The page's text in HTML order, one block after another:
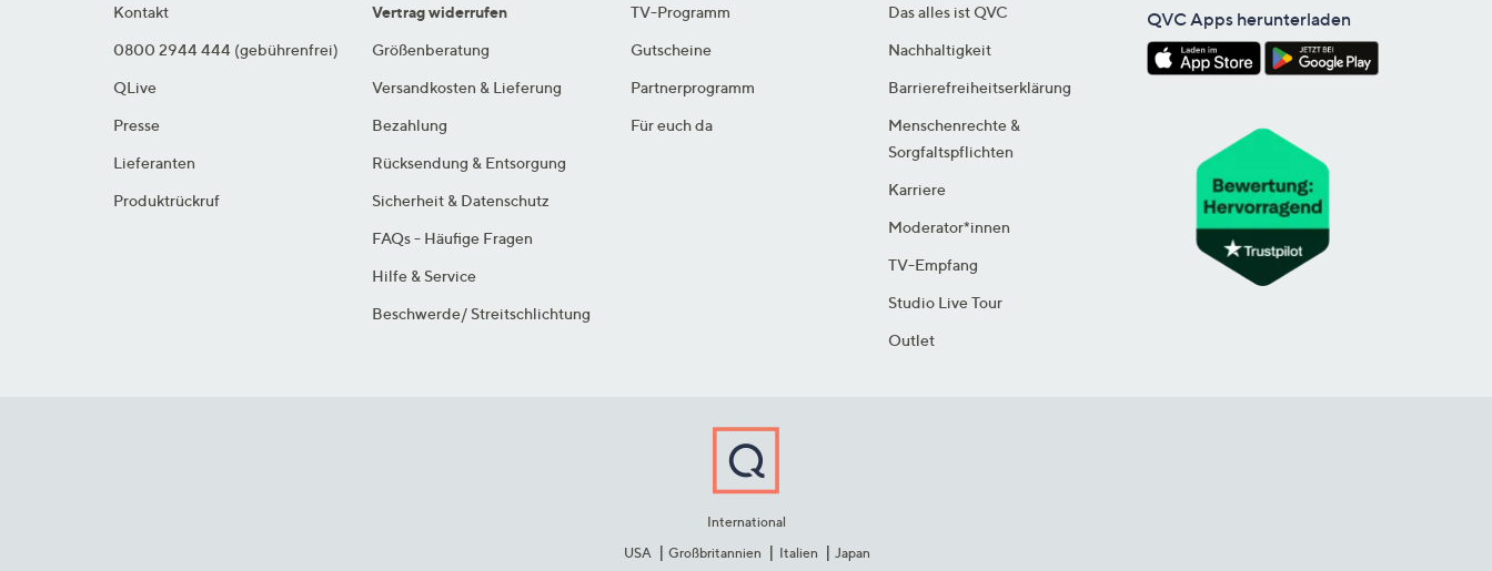
Kontakt
0800 2944 444 (gebührenfrei)
QLive
Presse
Lieferanten
Produktrückruf
Vertrag widerrufen
Größenberatung
Versandkosten & Lieferung
Bezahlung
Rücksendung & Entsorgung
Sicherheit & Datenschutz
FAQs - Häufige Fragen
Hilfe & Service
Beschwerde/ Streitschlichtung
TV-Programm
Gutscheine
Partnerprogramm
Für euch da
Das alles ist QVC
Nachhaltigkeit
Barrierefreiheitserklärung
Menschenrechte &
Sorgfaltspflichten
Karriere
Moderator*innen
TV-Empfang
Studio Live Tour
Outlet
QVC Apps herunterladen
International
USA
Großbritannien Italien Japan